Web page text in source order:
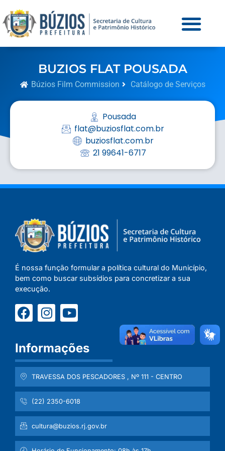
BUZIOS FLAT POUSADA
Búzios Film Commission Catálogo de Serviços
Pousada
flat@buziosflat.com.br
buziosflat.com.br
21 99641-6717
É nossa função formular a política cultural do Município,
bem como buscar subsídios para concretizar a sua
execução.
Informações
TRAVESSA DOS PESCADORES , Nº 111 - CENTRO
(22) 2350-6018
cultura@buzios.rj.gov.br